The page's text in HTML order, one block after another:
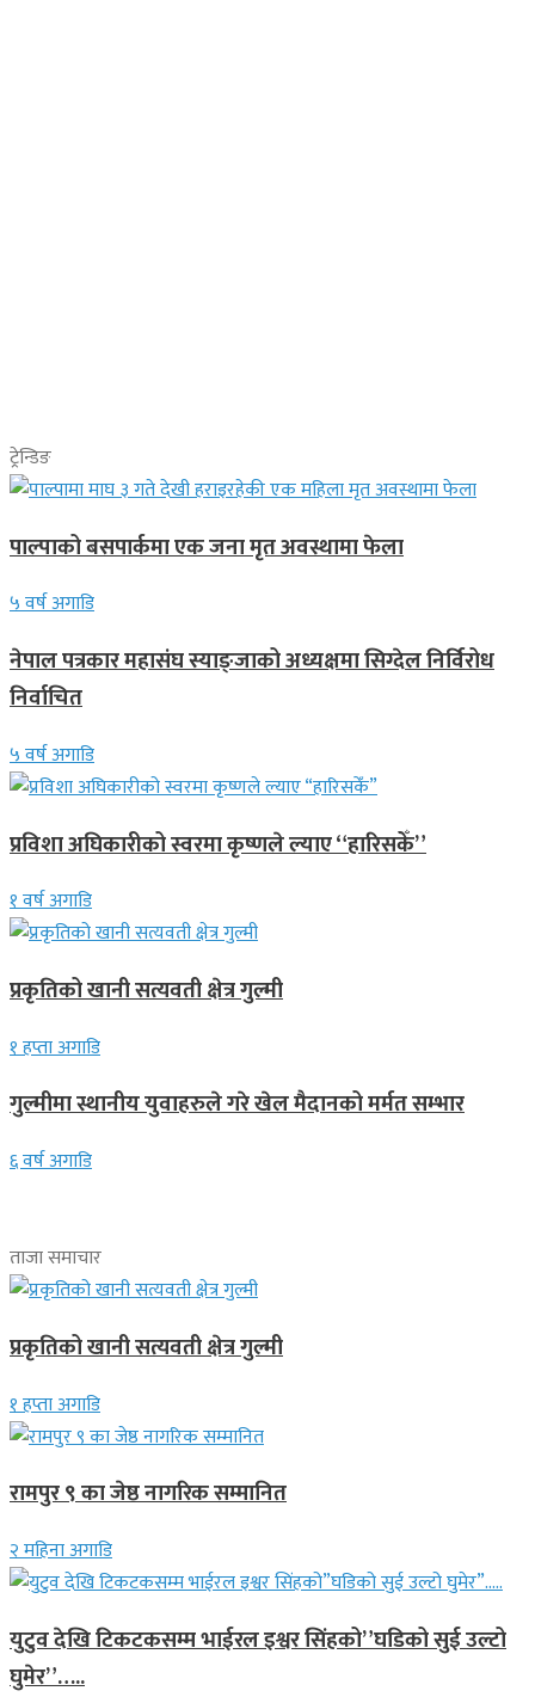
ट्रेन्डिङ
पाल्पाको बसपार्कमा एक जना मृत अवस्थामा फेला
५ वर्ष अगाडि
नेपाल पत्रकार महासंघ स्याङ्जाको अध्यक्षमा सिग्देल निर्विरोध
निर्वाचित
५ वर्ष अगाडि
प्रविशा अघिकारीको स्वरमा कृष्णले ल्याए “हारिसकेँ”
१ वर्ष अगाडि
प्रकृतिको खानी सत्यवती क्षेत्र गुल्मी
१ हप्ता अगाडि
गुल्मीमा स्थानीय युवाहरुले गरे खेल मैदानको मर्मत सम्भार
६ वर्ष अगाडि
ताजा समाचार
प्रकृतिको खानी सत्यवती क्षेत्र गुल्मी
१ हप्ता अगाडि
रामपुर ९ का जेष्ठ नागरिक सम्मानित
२ महिना अगाडि
युटुव देखि टिकटकसम्म भाईरल इश्वर सिंहको”घडिको सुई उल्टो
घुमेर”…..